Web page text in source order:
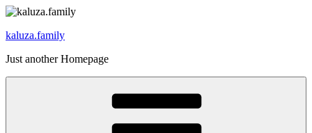
Zum
springen
kaluza.family
Just another Homepage